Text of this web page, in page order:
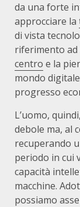
da una forte
approcciare la
di vista
riferimento ad
centro e la
mondo
progresso
L’uomo,
debole ma, al
recuperando
periodo in cui
capacità
macchine.
possiamo